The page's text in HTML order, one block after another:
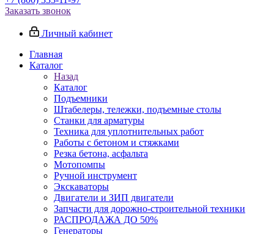
Заказать звонок
Личный кабинет
Главная
Каталог
Назад
Каталог
Подъемники
Штабелеры, тележки, подъемные столы
Станки для арматуры
Техника для уплотнительных работ
Работы с бетоном и стяжками
Резка бетона, асфальта
Мотопомпы
Ручной инструмент
Экскаваторы
Двигатели и ЗИП двигатели
Запчасти для дорожно-строительной техники
РАСПРОДАЖА ДО 50%
Генераторы